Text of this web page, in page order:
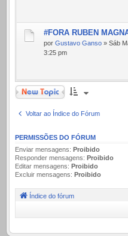
#FORA RUBEN
por Gustavo Ganso » Sáb
3:25 pm
Novo Tópico
Voltar ao Índice do Fórum
PERMISSÕES DO FÓRUM
Enviar mensagens: Proibido
Responder mensagens: Proibido
Editar mensagens: Proibido
Excluir mensagens: Proibido
Índice do fórum
.